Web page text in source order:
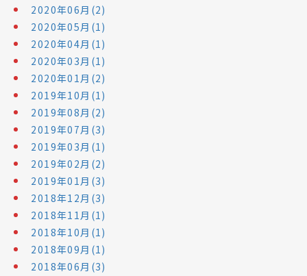
2020年06月(2)
2020年05月(1)
2020年04月(1)
2020年03月(1)
2020年01月(2)
2019年10月(1)
2019年08月(2)
2019年07月(3)
2019年03月(1)
2019年02月(2)
2019年01月(3)
2018年12月(3)
2018年11月(1)
2018年10月(1)
2018年09月(1)
2018年06月(3)